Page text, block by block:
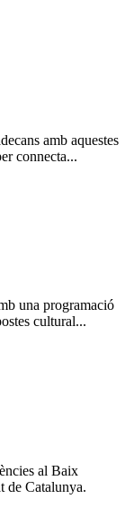
amb aquestes
connecta...
una programació
cultural...
al Baix
de Catalunya.